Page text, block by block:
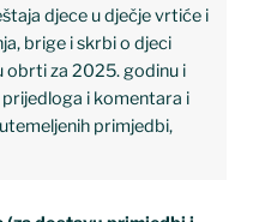
djece u dječje vrtiće i
brige i skrbi o djeci
obrti za 2025. godinu i
i komentara i
primjedbi,